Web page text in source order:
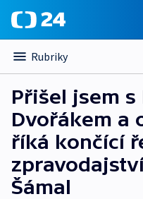
Rubriky
Přišel jsem s
Dvořákem a
říká končící
Šámal